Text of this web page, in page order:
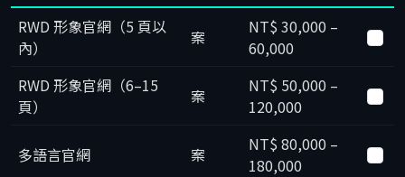
RWD 形象官網（5 頁以
內）
案
NT$ 30,000 –
60,000
RWD 形象官網（6–15
頁）
案
NT$ 50,000 –
120,000
多語言官網 案
NT$ 80,000 –
180,000